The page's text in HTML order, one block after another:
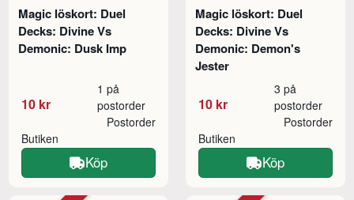
Magic löskort: Duel
Decks: Divine Vs
Demonic: Dusk Imp
10 kr
1 på
postorder
Butiken
Postorder
Köp
Magic löskort: Duel
Decks: Divine Vs
Demonic: Demon's
Jester
10 kr
3 på
postorder
Butiken
Postorder
Köp